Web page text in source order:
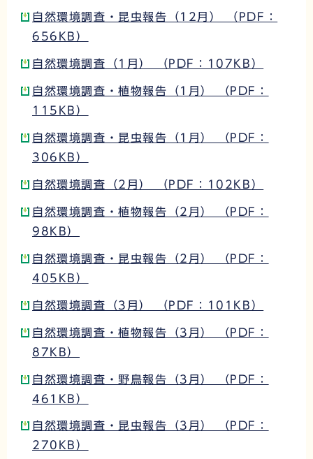
自然環境調査・昆虫報告（12月） （PDF：
656KB）
自然環境調査（1月） （PDF：107KB）
自然環境調査・植物報告（1月） （PDF：
115KB）
自然環境調査・昆虫報告（1月） （PDF：
306KB）
自然環境調査（2月） （PDF：102KB）
自然環境調査・植物報告（2月） （PDF：
98KB）
自然環境調査・昆虫報告（2月） （PDF：
405KB）
自然環境調査（3月） （PDF：101KB）
自然環境調査・植物報告（3月） （PDF：
87KB）
自然環境調査・野鳥報告（3月） （PDF：
461KB）
自然環境調査・昆虫報告（3月） （PDF：
270KB）